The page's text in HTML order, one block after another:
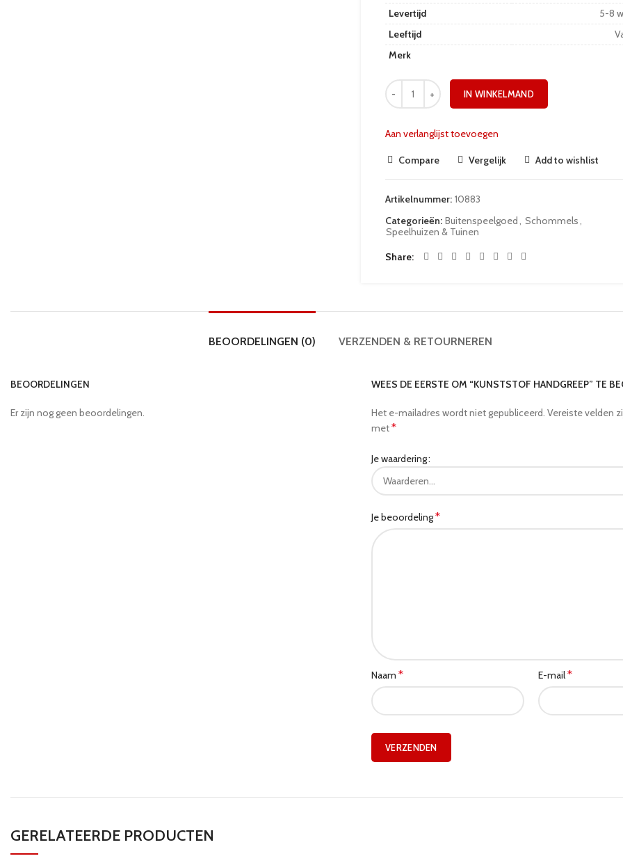
Levertijd
5-8
Leeftijd
Merk
IN WINKELMAND
Aan verlanglijst toevoegen
Compare Vergelijk Add to wishlist
Artikelnummer: 10883
Categorieën: Buitenspeelgoed, Schommels,
Speelhuizen & Tuinen
Share
BEOORDELINGEN (0) VERZENDEN & RETOURNEREN
BEOORDELINGEN
Er zijn nog geen beoordelingen.
WEES DE EERSTE OM “KUNSTSTOF HANDGREEP” TE
Het e-mailadres wordt niet gepubliceerd. Vereiste velden
met*
Je waardering
Je beoordeling*
Naam * E-mail*
GERELATEERDE PRODUCTEN